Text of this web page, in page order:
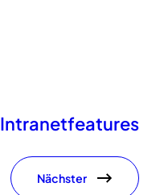
Intranetfeatures
Nächster